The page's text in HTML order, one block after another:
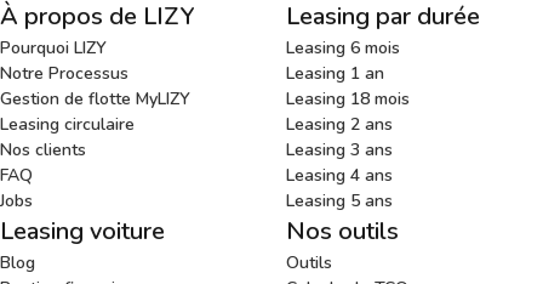
À propos de LIZY
Pourquoi LIZY
Notre Processus
Gestion de flotte MyLIZY
Leasing circulaire
Nos clients
FAQ
Jobs
Leasing par durée
Leasing 6 mois
Leasing 1 an
Leasing 18 mois
Leasing 2 ans
Leasing 3 ans
Leasing 4 ans
Leasing 5 ans
Leasing voiture
Blog
Nos outils
Outils